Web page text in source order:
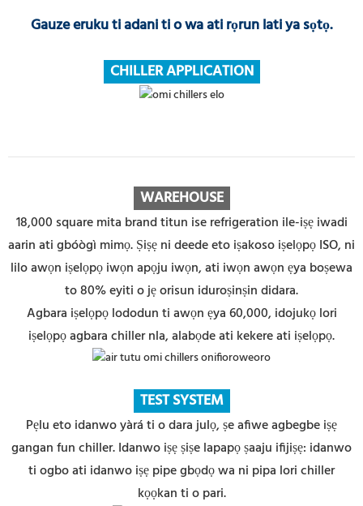
Gauze eruku ti adani ti o wa ati rọrun lati ya sọtọ.
CHILLER APPLICATION
WAREHOUSE
18,000 square mita brand titun ise refrigeration ile-iṣẹ iwadi
aarin ati gbóògì mimọ. Ṣiṣẹ ni deede eto iṣakoso iṣelọpọ ISO, ni
lilo awọn iṣelọpọ iwọn apọju iwọn, ati iwọn awọn ẹya boṣewa
to 80% eyiti o jẹ orisun iduroṣinṣin didara.
Agbara iṣelọpọ lododun ti awọn ẹya 60,000, idojukọ lori
iṣelọpọ agbara chiller nla, alabọde ati kekere ati iṣelọpọ.
TEST SYSTEM
Pẹlu eto idanwo yàrá ti o dara julọ, ṣe afiwe agbegbe iṣẹ
gangan fun chiller. Idanwo iṣẹ ṣiṣe lapapọ ṣaaju ifijiṣẹ: idanwo
ti ogbo ati idanwo iṣẹ pipe gbọdọ wa ni pipa lori chiller
kọọkan ti o pari.